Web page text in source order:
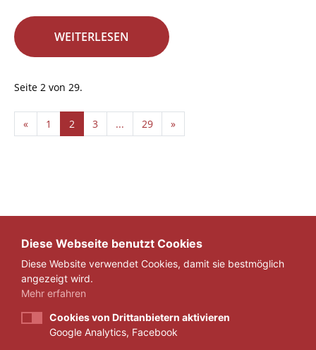
WEITERLESEN
Seite 2 von 29.
« 1 2 3 ... 29 »
Diese Webseite benutzt Cookies
Diese Website verwendet Cookies, damit sie bestmöglich
angezeigt wird.
Mehr erfahren
Cookies von Drittanbietern aktivieren
Google Analytics, Facebook